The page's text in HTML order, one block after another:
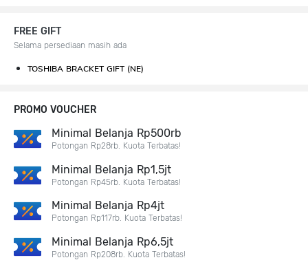
FREE GIFT
Selama persediaan masih ada
TOSHIBA BRACKET GIFT (NE)
PROMO VOUCHER
Minimal Belanja Rp500rb
Potongan Rp28rb. Kuota Terbatas!
Minimal Belanja Rp1,5jt
Potongan Rp45rb. Kuota Terbatas!
Minimal Belanja Rp4jt
Potongan Rp117rb. Kuota Terbatas!
Minimal Belanja Rp6,5jt
Potongan Rp208rb. Kuota Terbatas!